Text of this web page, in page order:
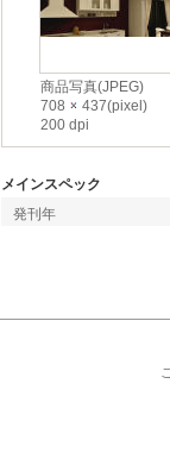
商品写真(JPEG)
708
437(pixel)
200 dpi
メインスペック
発刊年